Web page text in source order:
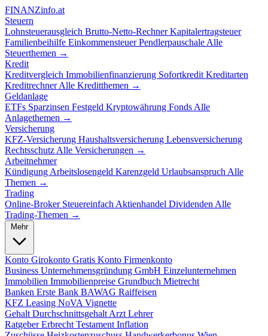
FINANZinfo.at
Steuern
Lohnsteuerausgleich Brutto-Netto-RechnerKapitalertragsteuer
Familienbeihilfe EinkommensteuerPendlerpauschale Alle
Steuerthemen →
Kredit
Kreditvergleich Immobilienfinanzierung Sofortkredit Kreditarten
KreditrechnerAlle Kreditthemen →
Geldanlage
ETFs Sparzinsen Festgeld Kryptowährung Fonds Alle
Anlagethemen →
Versicherung
KFZ-Versicherung Haushaltsversicherung Lebensversicherung
Rechtsschutz Alle Versicherungen →
Arbeitnehmer
Kündigung Arbeitslosengeld Karenzgeld Urlaubsanspruch Alle
Themen →
Trading
Online-Broker Steuereinfach Aktienhandel Dividenden Alle
Trading-Themen →
Mehr
Konto Girokonto Gratis Konto Firmenkonto
Business Unternehmensgründung GmbH Einzelunternehmen
Immobilien Immobilienpreise Grundbuch Mietrecht
Banken Erste Bank BAWAG Raiffeisen
KFZ Leasing NoVA Vignette
Gehalt Durchschnittsgehalt Arzt Lehrer
RatgeberErbrecht Testament Inflation